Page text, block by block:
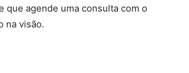
que agende uma consulta com o
na visão.